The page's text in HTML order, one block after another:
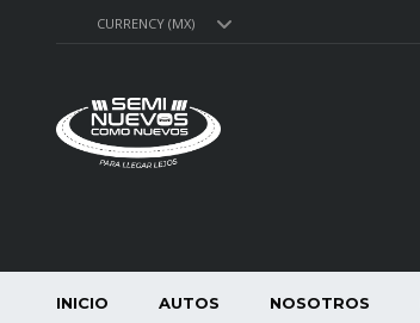
CURRENCY (MX)
INICIO AUTOS NOSOTROS